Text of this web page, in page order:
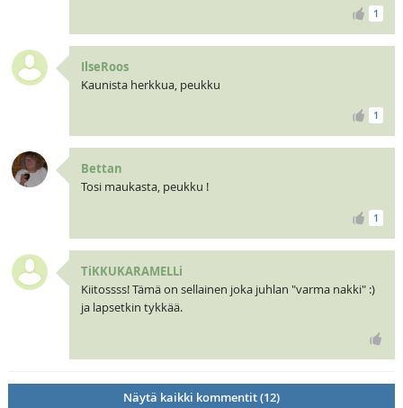
1
IlseRoos
Kaunista herkkua, peukku
1
Bettan
Tosi maukasta, peukku !
1
TiKKUKARAMELLi
Kiitossss! Tämä on sellainen joka juhlan "varma nakki" :)
ja lapsetkin tykkää.
Näytä kaikki kommentit (12)